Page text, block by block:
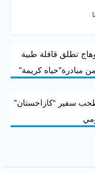
تطلق قافلة طبية
مبادرة”حياه كريمة”
سفير “كازاخستان”